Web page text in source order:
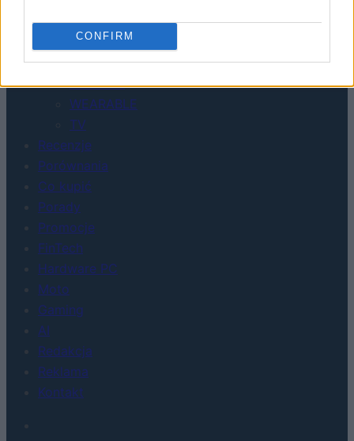
CONFIRM
Urządzenia
SMARTFONY
TABLETY
WEARABLE
TV
Recenzje
Porównania
Co kupić
Porady
Promocje
FinTech
Hardware PC
Moto
Gaming
AI
Redakcja
Reklama
Kontakt